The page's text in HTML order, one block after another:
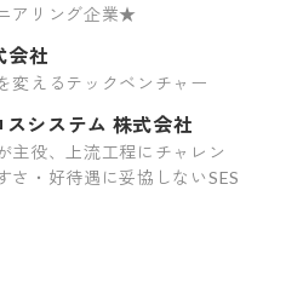
アリング企業★
会社
変えるテックベンチャー
スシステム 株式会社
主役、上流工程にチャレン
さ・好待遇に妥協しないSES